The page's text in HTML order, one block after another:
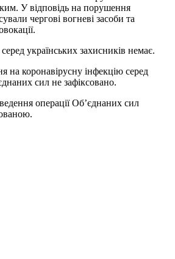
У відповідь на порушення
чергові вогневі засоби та
українських захисників немає.
на коронавірусну інфекцію серед
сил не зафіксовано.
операції Об’єднаних сил